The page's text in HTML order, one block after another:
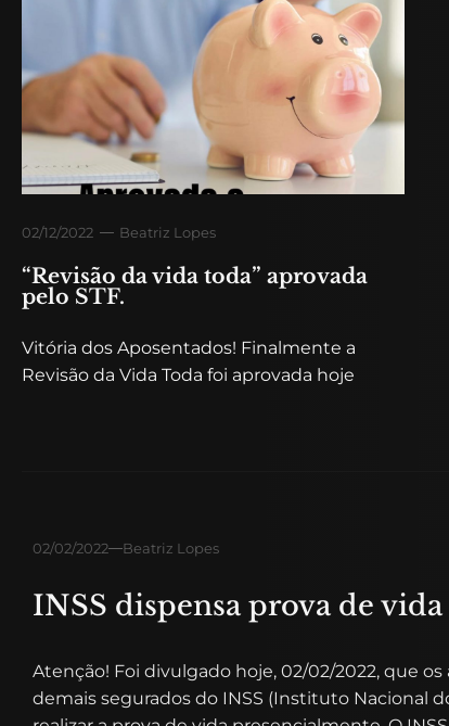
02/12/2022 Beatriz Lopes
“Revisão da vida toda” aprovada
pelo STF.
Vitória dos Aposentados! Finalmente a
Revisão da Vida Toda foi aprovada hoje
02/02/2022 Beatriz Lopes
INSS dispensa prova de
Atenção! Foi divulgado hoje, 02/02/2022, que
demais segurados do INSS (Instituto Nacional